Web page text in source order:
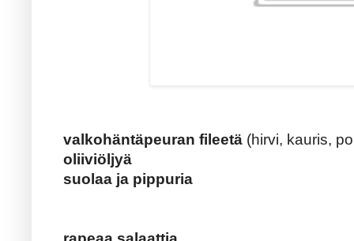
valkohäntäpeuran fileetä (hirvi, kauris,
oliiviöljyä
suolaa ja pippuria